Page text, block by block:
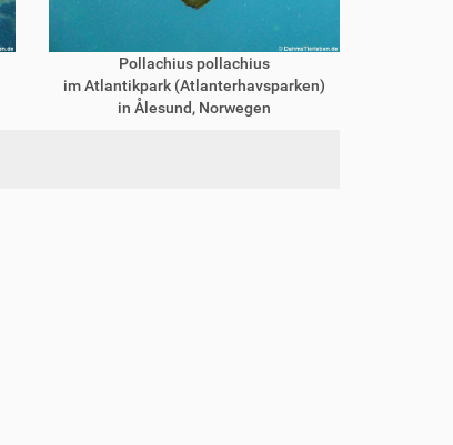
Pollachius pollachius
im Atlantikpark (Atlanterhavsparken)
in Ålesund, Norwegen